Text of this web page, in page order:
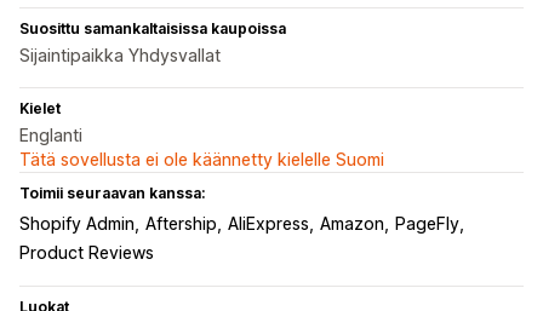
Suosittu samankaltaisissa kaupoissa
Sijaintipaikka Yhdysvallat
Kielet
Englanti
Tätä sovellusta ei ole käännetty kielelle Suomi
Toimii seuraavan kanssa:
Shopify Admin Aftership AliExpress Amazon
PageFly
Product Reviews
Luokat